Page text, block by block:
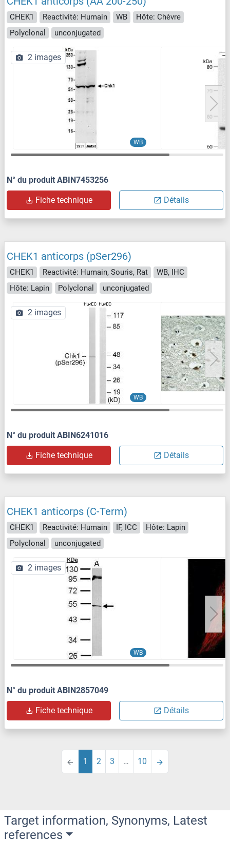
CHEK1 Reactivité: Humain WB
Hôte: Chèvre
Polyclonal
unconjugated
WB
2 images
N° du produit ABIN7453256
Fiche technique Détails
CHEK1 anticorps (pSer296)
CHEK1 Reactivité: Humain, Souris, Rat
WB, IHC
Hôte: Lapin
Polyclonal unconjugated
WB
2 images
N° du produit ABIN6241016
Fiche technique Détails
CHEK1 anticorps (C-Term)
CHEK1 Reactivité: Humain IF, ICC
Hôte: Lapin
Polyclonal
unconjugated
WB
2 images
N° du produit ABIN2857049
Fiche technique Détails
1 2 3 … 10
Target information, Synonyms, Latest
references